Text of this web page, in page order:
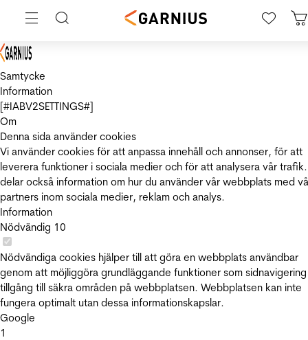
Samtycke
Information
[#IABV2SETTINGS#]
Om
Denna sida använder cookies
Vi använder cookies för att anpassa innehåll och annonser, för att
leverera funktioner i sociala medier och för att analysera vår
delar också information om hur du använder vår webbplats med
partners inom sociala medier, reklam och analys.
Information
Nödvändig 10
Nödvändiga cookies hjälper till att göra en webbplats användbar
genom att möjliggöra grundläggande funktioner som
tillgång till säkra områden på webbplatsen. Webbplatsen kan inte
fungera optimalt utan dessa informationskapslar.
Google
1